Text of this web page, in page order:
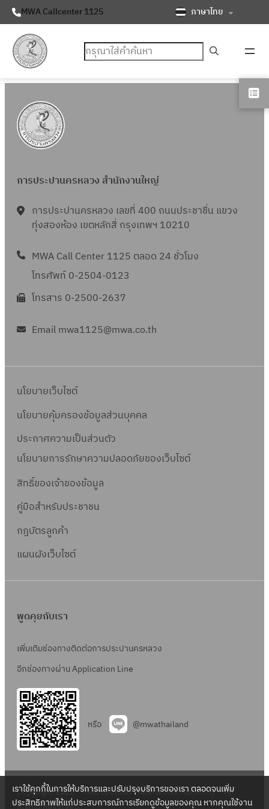
MWA Callcenter 1125 ภาษาไทย
ค้นหา
การประปานครหลวง สำนักงานใหญ่
การประปานครหลวง เลขที่ 400 ถนนประชาชื่น แขวง
ทุ่งสองห้อง เขตหลักสี่ กรุงเทพฯ 10210
MWA Call Center 1125 ตลอด 24 ชั่วโมง
โทรศัพท์ 0-2504-0123
โทรสาร 0-2500-2637
Email mwa1125@mwa.co.th
นโยบายเว็บไซต์
นโยบายคุ้มครองข้อมูลส่วนบุคคล
ประกาศความเป็นส่วนตัว
นโยบายการรักษาความปลอดภัยของเว็บไซต์
สิทธิ์ของเจ้าของข้อมูล
คู่มือสำหรับประชาชน
กฎบัตรลูกค้า
แผนผังเว็บไซต์
พูดคุยกับเรา
เพิ่มเติมช่องทางติดต่อการประปานครหลวง
อีกช่องทางผ่าน Application Line
หรือ @mwathailand
Copyright 2022 – Metropolitan Waterworks Authority – All
เราใช้คุกกี้ในการให้บริการและปรับปรุงบริการของเรา ตลอดจนเพิ่ม
ประสิทธิภาพให้แก่ประสบการณ์การเรียกดูข้อมูลของคุณ หากคุณใช้งาน